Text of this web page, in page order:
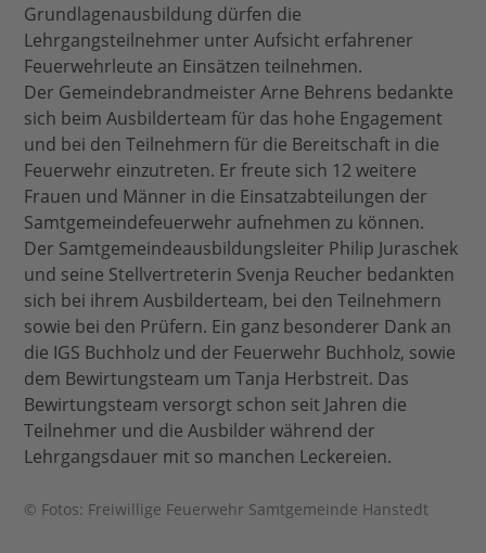
Grundlagenausbildung dürfen die
Lehrgangsteilnehmer unter Aufsicht erfahrener
Feuerwehrleute an Einsätzen teilnehmen.
Der Gemeindebrandmeister Arne Behrens bedankte
sich beim Ausbilderteam für das hohe Engagement
und bei den Teilnehmern für die Bereitschaft in die
Feuerwehr einzutreten. Er freute sich 12 weitere
Frauen und Männer in die Einsatzabteilungen der
Samtgemeindefeuerwehr aufnehmen zu können.
Der Samtgemeindeausbildungsleiter Philip Juraschek
und seine Stellvertreterin Svenja Reucher bedankten
sich bei ihrem Ausbilderteam, bei den Teilnehmern
sowie bei den Prüfern. Ein ganz besonderer Dank an
die IGS Buchholz und der Feuerwehr Buchholz, sowie
dem Bewirtungsteam um Tanja Herbstreit. Das
Bewirtungsteam versorgt schon seit Jahren die
Teilnehmer und die Ausbilder während der
Lehrgangsdauer mit so manchen Leckereien.
© Fotos: Freiwillige Feuerwehr Samtgemeinde Hanstedt